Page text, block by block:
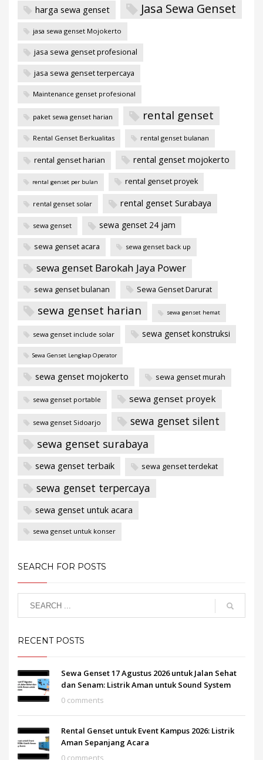
harga sewa genset Jasa Sewa Genset
jasa sewa genset Mojokerto
jasa sewa genset profesional
jasa sewa genset terpercaya
Maintenance genset profesional
paket sewa genset harian rental genset
Rental Genset Berkualitas rental genset bulanan
rental genset harian rental genset mojokerto
rental genset per bulan rental genset proyek
rental genset solar rental genset Surabaya
sewa genset sewa genset 24 jam
sewa genset acara sewa genset back up
sewa genset Barokah Jaya Power
sewa genset bulanan Sewa Genset Darurat
sewa genset harian sewa genset hemat
sewa genset include solar sewa genset konstruksi
Sewa Genset Lengkap Operator
sewa genset mojokerto sewa genset murah
sewa genset portable sewa genset proyek
sewa genset Sidoarjo
sewa genset silent
sewa genset surabaya
sewa genset terbaik sewa genset terdekat
sewa genset terpercaya
sewa genset untuk acara
sewa genset untuk konser
SEARCH FOR POSTS
RECENT POSTS
Sewa Genset 17 Agustus 2026 untuk Jalan Sehat
dan Senam: Listrik Aman untuk Sound System
0 comments
Rental Genset untuk Event Kampus 2026: Listrik
Aman Sepanjang Acara
0 comments